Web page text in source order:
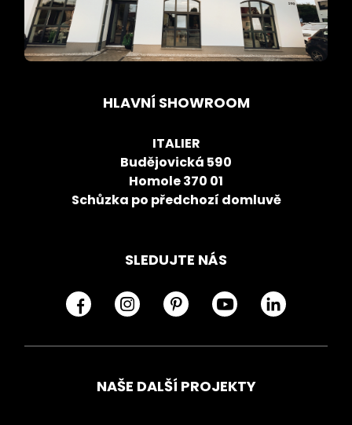
HLAVNÍ SHOWROOM
ITALIER
Budějovická 590
Homole 370 01
Schůzka po předchozí domluvě
SLEDUJTE NÁS
NAŠE DALŠÍ PROJEKTY